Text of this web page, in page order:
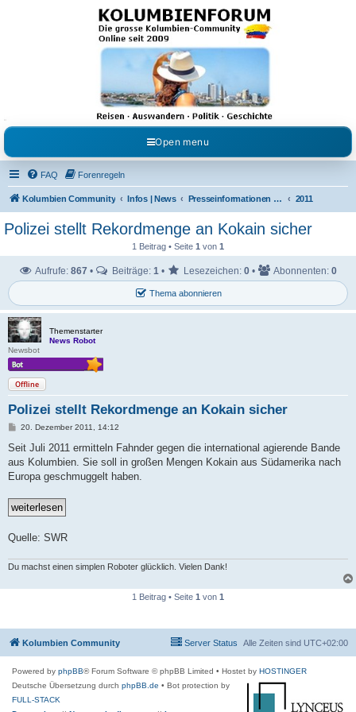
Kolumbienforum - Das
grosse Forum der
Freunde Kolumbiens
Reisen, Auswandern, Kultur, Politik, Geschichte und Visum in Kolumbien und Venezuela.
Austausch, Erfahrungen und Gemeinschaft im Kolumbienforum
Open menu
FAQ Forenregeln
Kolumbien Community Infos | News Presseinformationen & Neuigkeiten 2011
Polizei stellt Rekordmenge an Kokain sicher
1 Beitrag • Seite 1 von 1
Thema abonnieren
Aufrufe: 867 • Beiträge: 1 • Lesezeichen: 0 • Abonnenten: 0
Themenstarter
News Robot
Newsbot
Offline
Polizei stellt Rekordmenge an Kokain sicher
B
i
r
a
20. Dezember 2011, 14:12
Seit Juli 2011 ermitteln Fahnder gegen die international agierende Bande
aus Kolumbien. Sie soll in großen Mengen Kokain aus Südamerika nach
Europa geschmuggelt haben.
Quelle: SWR
Du machst einen simplen Roboter glücklich. Vielen Dank!
1 Beitrag • Seite 1 von 1
Kolumbien Community Alle Zeiten sind UTC+02:00
Server Status
Powered by phpBB® Forum Software © phpBB Limited • Hostet by HOSTINGER
Deutsche Übersetzung durch phpBB.de • Bot protection by
FULL-STACK